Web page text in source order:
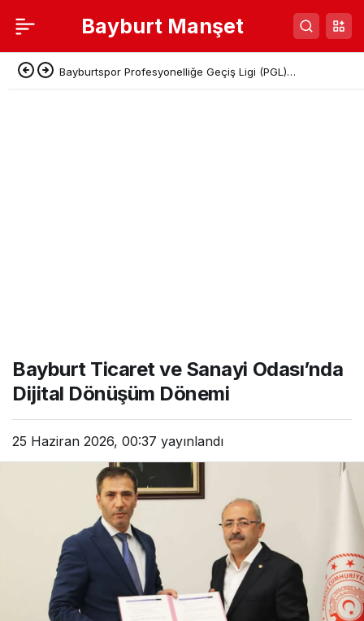
Bayburt Manşet
Bayburtspor Profesyonelliğe Geçiş Ligi (PGL)
Bayburt Ticaret ve Sanayi Odası’nda
Dijital Dönüşüm Dönemi
25 Haziran 2026, 00:37 yayınlandı